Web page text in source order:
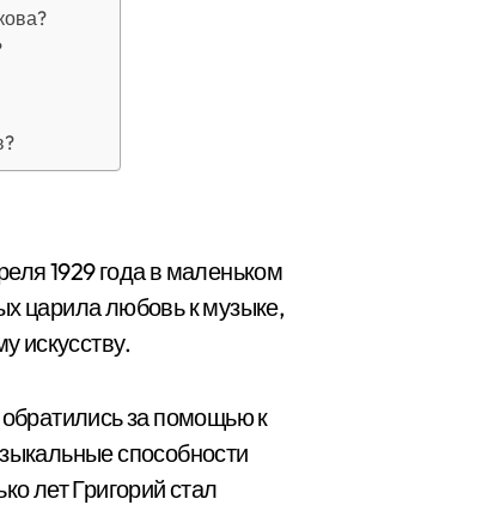
1929 года в маленьком
царила любовь к музыке,
искусству.
за помощью к
способности
лет Григорий стал